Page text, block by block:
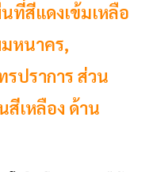
ที่สีแดงเข้มเหลือ
มหนาคร,
ปราการ ส่วน
สีเหลือง ด้าน